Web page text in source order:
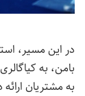
در این مسیر،
بامن، به
به مشتریان